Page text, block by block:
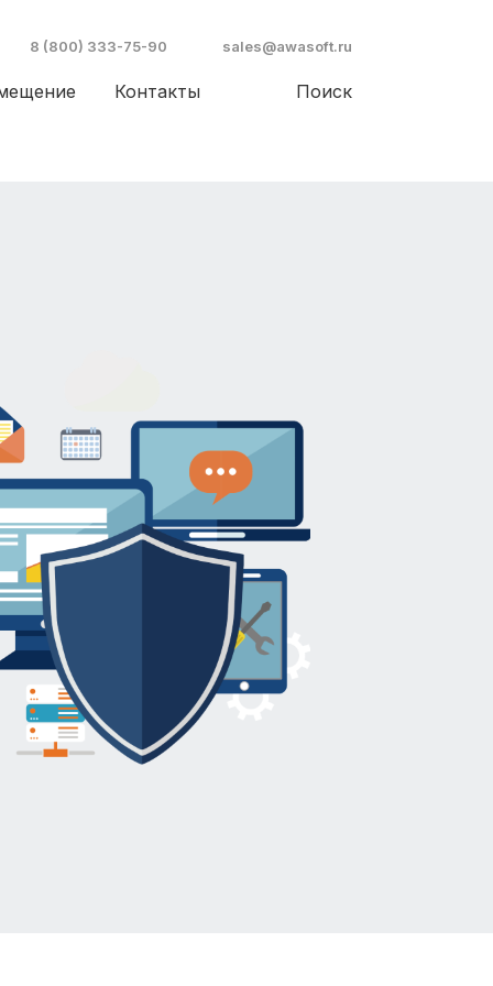
8 (800) 333-75-90 sales@awasoft.ru
Контакты Поиск